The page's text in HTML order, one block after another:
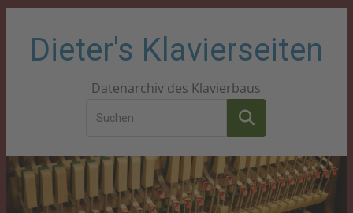
Dieter's Klavierseiten
Datenarchiv des Klavierbaus